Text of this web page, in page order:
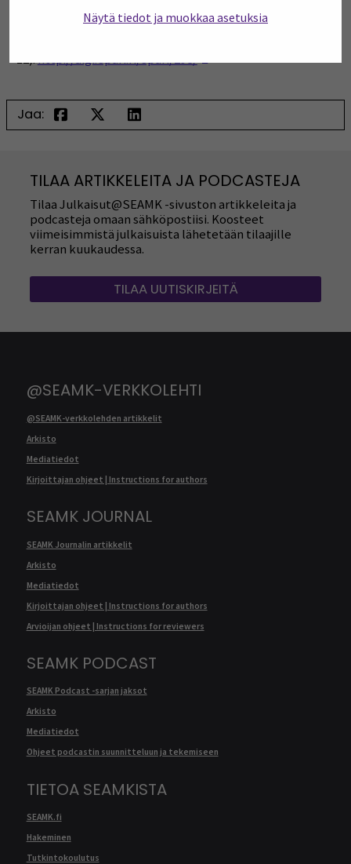
Näytä tiedot ja muokkaa asetuksia
Eparin artikkeli Uppalan kartanon Pohjalaisista pidoista:
12):http://digi.epari.fi/epari/298/
Jaa:
TILAA ARTIKKELEITA JA PODCASTEJA
Tilaa Julkaisut@SEAMK -sivuston artikkeleita ja
podcasteja omaan sähköpostiisi. Koosteet
viimeisimmistä julkaisuista lähetetään tilaajille
kerran kuukaudessa.
TILAA UUTISKIRJEITÄ
@SEAMK-VERKKOLEHTI
@SEAMK-verkkolehden artikkelit
Arkisto
Mediatiedot
Kirjoittajan ohjeet | Instructions for authors
SEAMK JOURNAL
SEAMK Journalin artikkelit
Arkisto
Mediatiedot
Kirjoittajan ohjeet | Instructions for authors
Arvioijan ohjeet | Instructions for reviewers
SEAMK PODCAST
SEAMK Podcast -sarjan jaksot
Arkisto
Mediatiedot
Ohjeet podcastin suunnitteluun ja tekemiseen
TIETOA SEAMKISTA
SEAMK.fi
Hakeminen
Tutkintokoulutus